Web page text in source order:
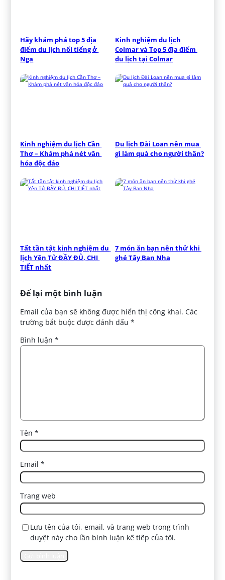
Hãy khám phá top 5 địa
điểm du lịch nổi tiếng ở
Nga
Kinh nghiệm du lịch
Colmar và Top 5 địa điểm
du lịch tại Colmar
Kinh nghiệm du lịch Cần
Thơ – Khám phá nét văn
hóa độc đáo
Du lịch Đài Loan nên mua
gì làm quà cho người thân?
Tất tần tật kinh nghiệm du
lịch Yên Tử ĐẦY ĐỦ, CHI
TIẾT nhất
7 món ăn bạn nên thử khi
ghé Tây Ban Nha
Để lại một bình luận
Email của bạn sẽ không được hiển thị công khai. Các
trường bắt buộc được đánh dấu*
Bình luận*
Tên*
Email*
Trang web
Lưu tên của tôi, email, và trang web trong trình
duyệt này cho lần bình luận kế tiếp của tôi.